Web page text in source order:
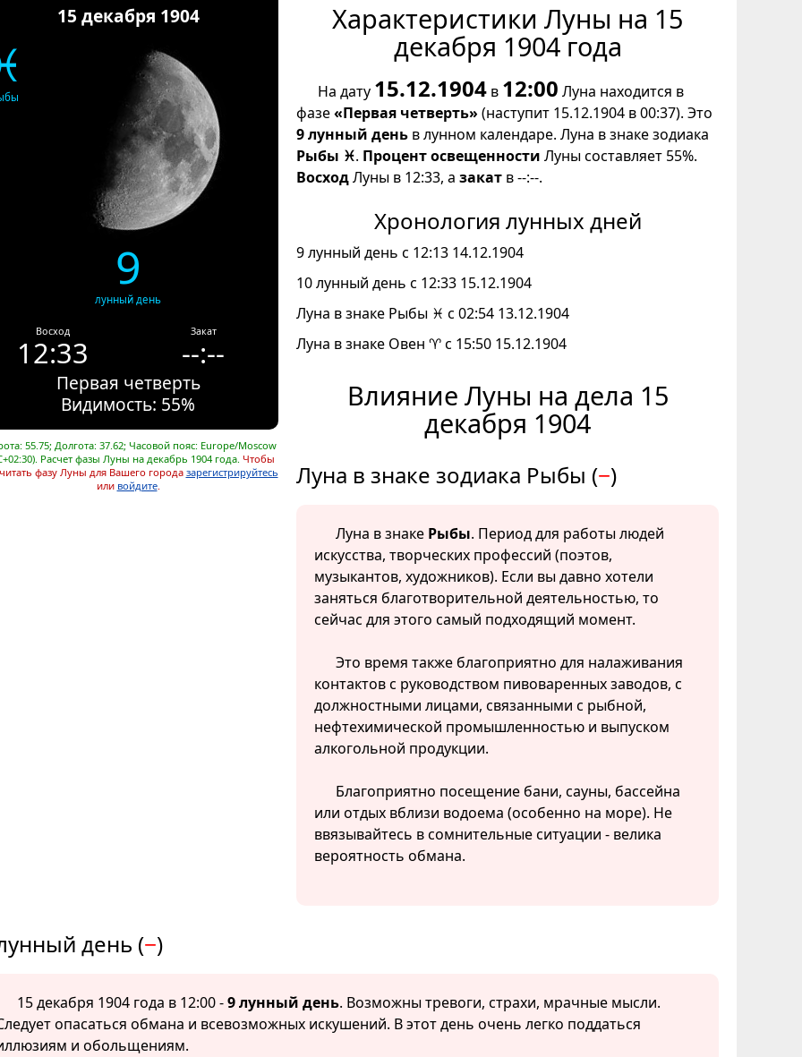
15 декабря 1904
9
лунный день
Восход
12:33
Закат
--:--
Первая четверть
Видимость: 55%
55.75; Долгота: 37.62; Часовой пояс: Europe/Moscow
Расчет фазы Луны на декабрь 1904 года. Чтобы
фазу Луны для Вашего города зарегистрируйтесь
или войдите.
Характеристики Луны на 15
декабря 1904 года
На дату 15.12.1904 в 12:00 Луна находится в
фазе«Первая четверть»(наступит 15.12.1904 в 00:37). Это
9 лунный день в лунном календаре. Луна в знаке зодиака
Рыбы ♓. Процент освещенности Луны составляет 55%.
ВосходЛуны в 12:33, а закат в --:--.
Хронология лунных дней
9 лунный день с 12:13 14.12.1904
10 лунный день с 12:33 15.12.1904
Луна в знаке Рыбы ♓ с 02:54 13.12.1904
Луна в знаке Овен ♈ с 15:50 15.12.1904
Влияние Луны на дела 15
декабря 1904
Луна в знаке зодиака Рыбы (−)
Луна в знаке Рыбы. Период для работы людей
искусства, творческих профессий (поэтов,
музыкантов, художников). Если вы давно хотели
заняться благотворительной деятельностью, то
сейчас для этого самый подходящий момент.
Это время также благоприятно для налаживания
контактов с руководством пивоваренных заводов, с
должностными лицами, связанными с рыбной,
нефтехимической промышленностью и выпуском
алкогольной продукции.
Благоприятно посещение бани, сауны, бассейна
или отдых вблизи водоема (особенно на море). Не
ввязывайтесь в сомнительные ситуации - велика
вероятность обмана.
день (−)
15 декабря 1904 года в 12:00 -9 лунный день. Возможны тревоги, страхи, мрачные мысли.
опасаться обмана и всевозможных искушений. В этот день очень легко поддаться
и обольщениям.